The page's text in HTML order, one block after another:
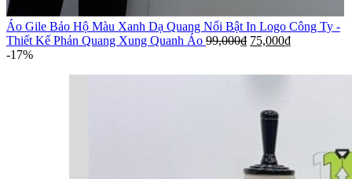
Áo Gile Bảo Hộ Màu Xanh Dạ Quang Nổi Bật In Logo Công Ty -
Thiết Kế Phản Quang Xung Quanh Áo 99,000₫ 75,000₫
-17%